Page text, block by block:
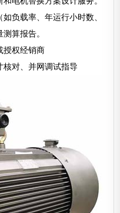
负载率、年运行小时数、
算报告。
授权经销商
核对、并网调试指导